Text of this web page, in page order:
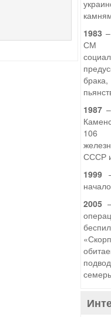
1983
СМ
1987–
106
СССР
1999–
2005–